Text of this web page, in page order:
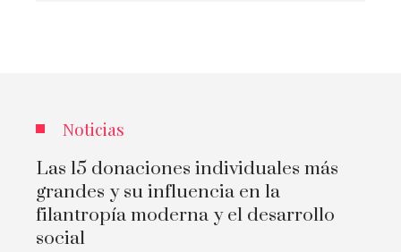
Noticias
Las 15 donaciones individuales más
grandes y su influencia en la
filantropía moderna y el desarrollo
social